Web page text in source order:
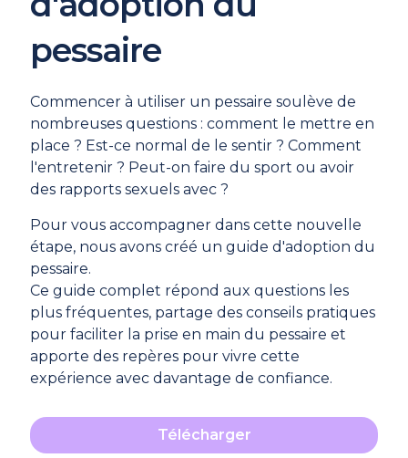
pessaire
Commencer à utiliser un pessaire soulève de
nombreuses questions : comment le mettre en
place ? Est-ce normal de le sentir ? Comment
l'entretenir ? Peut-on faire du sport ou avoir
des rapports sexuels avec ?
Pour vous accompagner dans cette nouvelle
étape, nous avons créé un guide d'adoption du
pessaire.
Ce guide complet répond aux questions les
plus fréquentes, partage des conseils pratiques
pour faciliter la prise en main du pessaire et
apporte des repères pour vivre cette
expérience avec davantage de confiance.
Télécharger